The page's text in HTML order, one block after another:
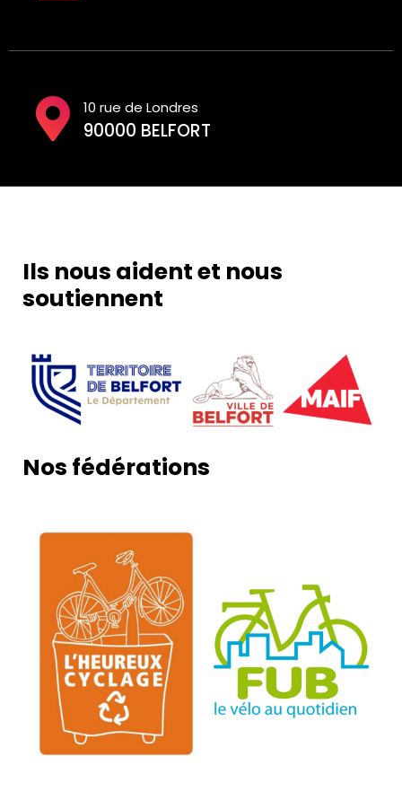
10 rue de Londres
90000 BELFORT
Ils nous aident et nous
soutiennent
Nos fédérations